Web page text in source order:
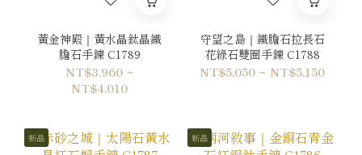
黃金神殿｜黃水晶鈦晶鐵
膽石手鍊 C1789
NT$3,960 ~
NT$4,010
守望之島｜鐵膽石拉長石
花綠石雙圈手鍊 C1788
NT$5,050 ~ NT$5,150
新品 新品